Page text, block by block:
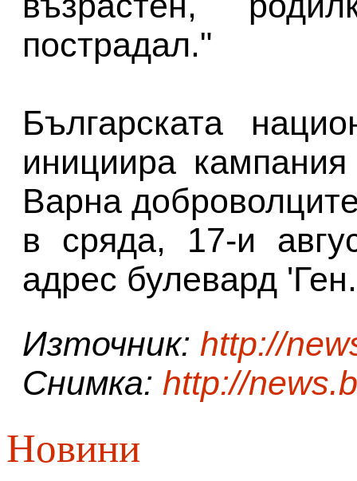
пострадал."
Българската
инициира
Варна
в сряда, 17-и
адрес булевард
Източник: http://
Снимка: http://
Новини